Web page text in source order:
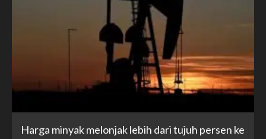
Harga minyak melonjak lebih dari tujuh persen ke